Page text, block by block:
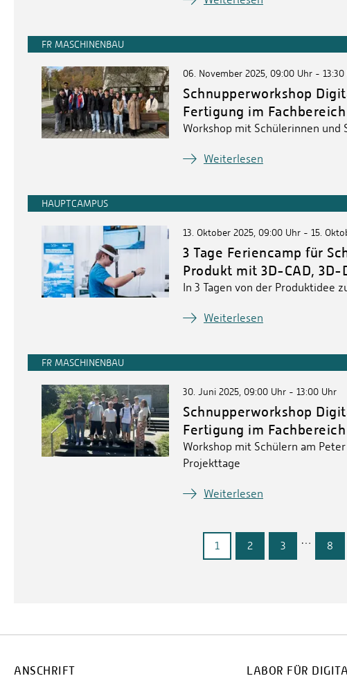
FR MASCHINENBAU
06. November 2025, 09:00 Uhr - 13:30
Schnupperworkshop
Fertigung im
Workshop mit Schülerinnen und
Weiterlesen
HAUPTCAMPUS
13. Oktober 2025, 09:00 Uhr - 15.
3 Tage Feriencamp für
Produkt mit 3D-CAD, 3D-
In 3 Tagen von der Produktidee
Weiterlesen
FR MASCHINENBAU
30. Juni 2025, 09:00 Uhr - 13:00 Uhr
Schnupperworkshop
Fertigung im
Workshop mit Schülern am
Projekttage
Weiterlesen
1 2 3 … 8
ANSCHRIFT LABOR FÜR